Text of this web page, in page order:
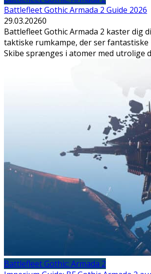
Battlefleet Gothic Armada 2 Guide 2026
29.03.20260
Battlefleet Gothic Armada 2 kaster dig
taktiske rumkampe, der ser fantastiske
Skibe sprænges i atomer med utrolige
Battlefleet Gothic: Armada 2